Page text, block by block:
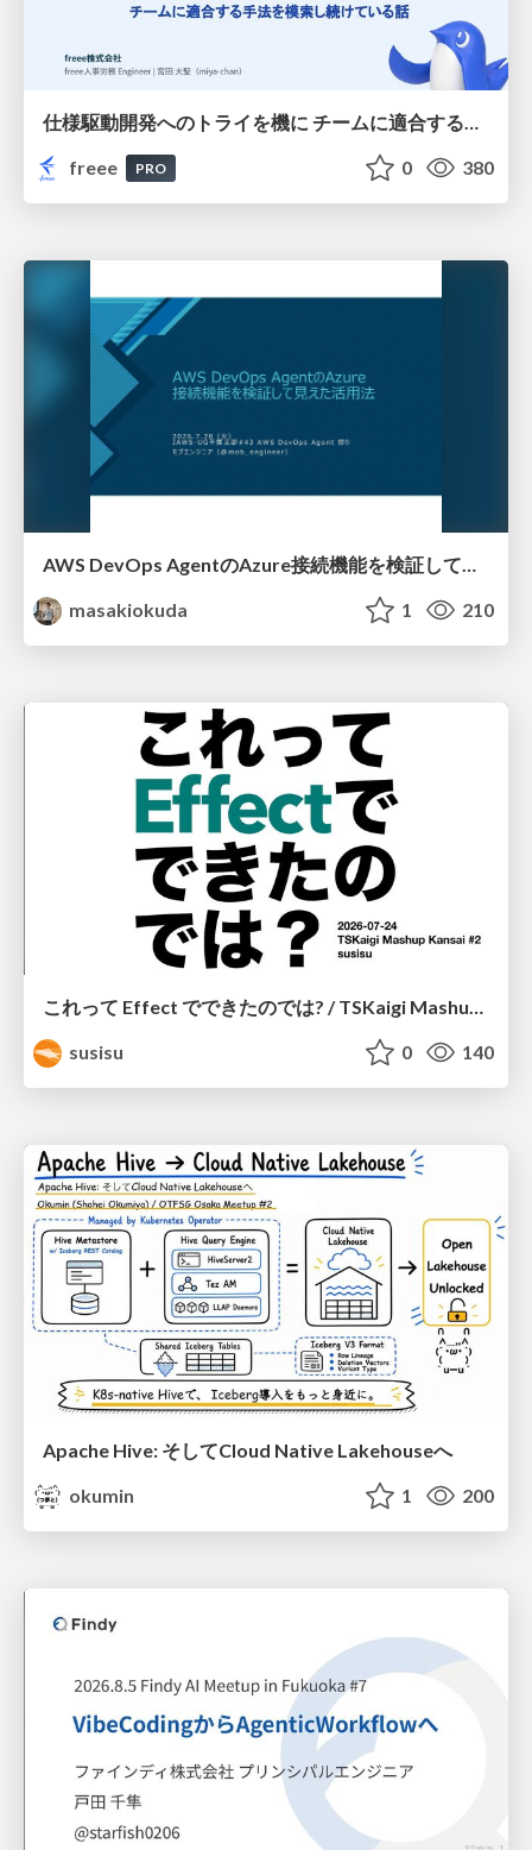
freee
PRO 0 380
AWS DevOps AgentのAzure接続機能を検証して見えた活用法／Use Cases Verified for the AWS DevOps Agent's Azure Connectivity Feature
masakiokuda
1 210
これって Effect でできたのでは? / TSKaigi Mashup Kansai #2
susisu
0 140
Apache Hive: そしてCloud Native Lakehouseへ
okumin
1 200